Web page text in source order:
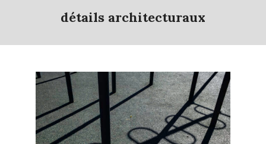
détails architecturaux